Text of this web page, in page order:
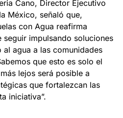
Cano, Director Ejecutivo
México, señaló que,
con Agua reafirma
impulsando soluciones
agua a las comunidades
que esto es solo el
lejos será posible a
que fortalezcan las
iniciativa”.